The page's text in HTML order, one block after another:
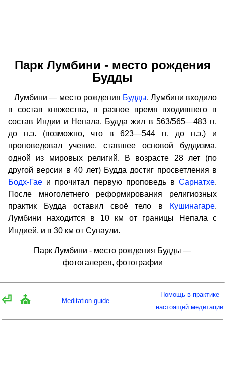
Парк Лумбини - место рождения
Будды
Лумбини — место рождения Будды. Лумбини входило
в состав княжества, в разное время входившего в
состав Индии и Непала. Будда жил в 563/565—483 гг.
до н.э. (возможно, что в 623—544 гг. до н.э.) и
проповедовал учение, ставшее основой буддизма,
одной из мировых религий. В возрасте 28 лет (по
другой версии в 40 лет) Будда достиг просветления в
Бодх-Гае и прочитал первую проповедь в Сарнатхе.
После многолетнего реформирования религиозных
практик Будда оставил своё тело в
Кушинагаре.
Лумбини находится в 10 км от границы Непала с
Индией, и в 30 км от Сунаули.
Парк Лумбини - место рождения Будды —
фотогалерея, фотографии
⏎ ⛪ Meditation guide
Помощь в практике
настоящей медитации